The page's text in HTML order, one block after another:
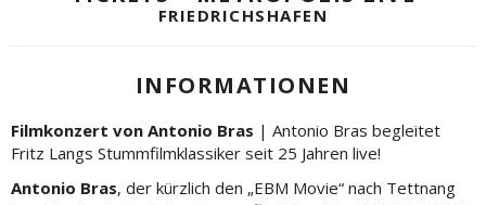
FRIEDRICHSHAFEN
INFORMATIONEN
Filmkonzert von Antonio Bras | Antonio Bras begleitet
Fritz Langs Stummfilmklassiker seit 25 Jahren live!
Antonio Bras, der kürzlich den „EBM Movie“ nach Tettnang